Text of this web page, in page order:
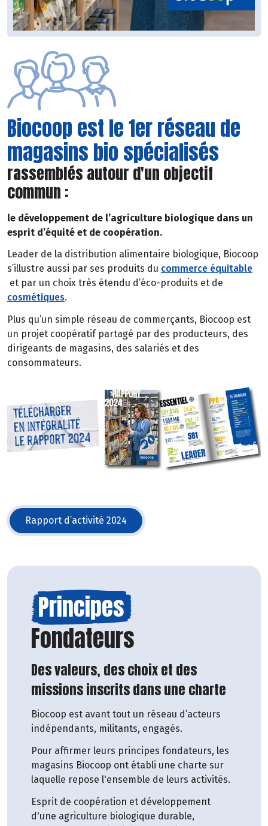
Biocoop est le 1er réseau de
magasins bio spécialisés
rassemblés autour d'un objectif
commun :
le développement de l’agriculture biologique dans un
esprit d’équité et de coopération.
Leader de la distribution alimentaire biologique, Biocoop
s’illustre aussi par ses produits du commerce équitable
et par un choix très étendu d’éco-produits et de
cosmétiques.
Plus qu’un simple réseau de commerçants, Biocoop est
un projet coopératif partagé par des producteurs, des
dirigeants de magasins, des salariés et des
consommateurs.
Rapport d’activité 2024
(s'ouvre dans une nouvelle fenêtre)
Principes
Fondateurs
Des valeurs, des choix et des
missions inscrits dans une charte
Biocoop est avant tout un réseau d’acteurs
indépendants, militants, engagés.
Pour affirmer leurs principes fondateurs, les
magasins Biocoop ont établi une charte sur
laquelle repose l'ensemble de leurs activités.
Esprit de coopération et développement
d'une agriculture biologique durable,